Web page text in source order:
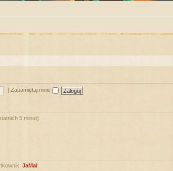
Zapamiętaj mnie
5 minut)
JaMal